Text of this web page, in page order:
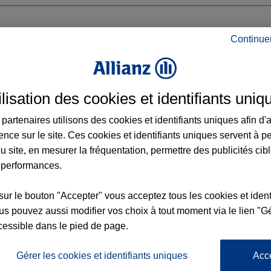
LIMAY
Voir l'agence
MANTES LIMAY
la
des cookies et identifiants
partenaires utilisons des cookies et identifiants uniques afin
sur le site. Ces cookies et identifiants uniques servent à
site, en mesurer la fréquentation, permettre des publicités
le bouton "Accepter" vous acceptez tous les cookies et
pouvez aussi modifier vos choix à tout moment via le lien
dans le pied de page.
Gérer les cookies et identifiants uniques